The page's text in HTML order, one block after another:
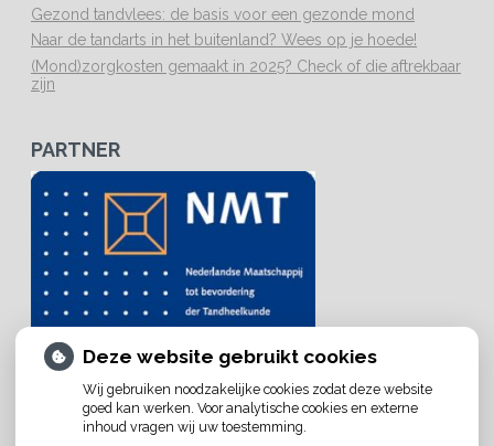
Gezond tandvlees: de basis voor een gezonde mond
Naar de tandarts in het buitenland? Wees op je hoede!
(Mond)zorgkosten gemaakt in 2025? Check of die aftrekbaar
zijn
PARTNER
Deze website gebruikt cookies
Wij gebruiken noodzakelijke cookies zodat deze website
goed kan werken. Voor analytische cookies en externe
inhoud vragen wij uw toestemming.